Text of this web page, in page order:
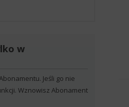
w
Jeśli go nie
Wznowisz Abonament